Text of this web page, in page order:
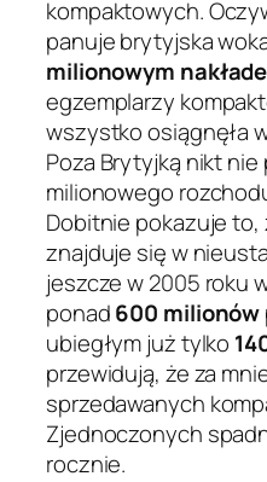
kompaktowych.
panuje brytyjska
milionowym
egzemplarzy
wszystko osiągnęła
Poza Brytyjką nikt
milionowego
Dobitnie pokazuje
znajduje się w
jeszcze w 2005 roku
ponad600 milionów
ubiegłym już tylko
przewidują, że za
sprzedawanych
Zjednoczonych
rocznie.